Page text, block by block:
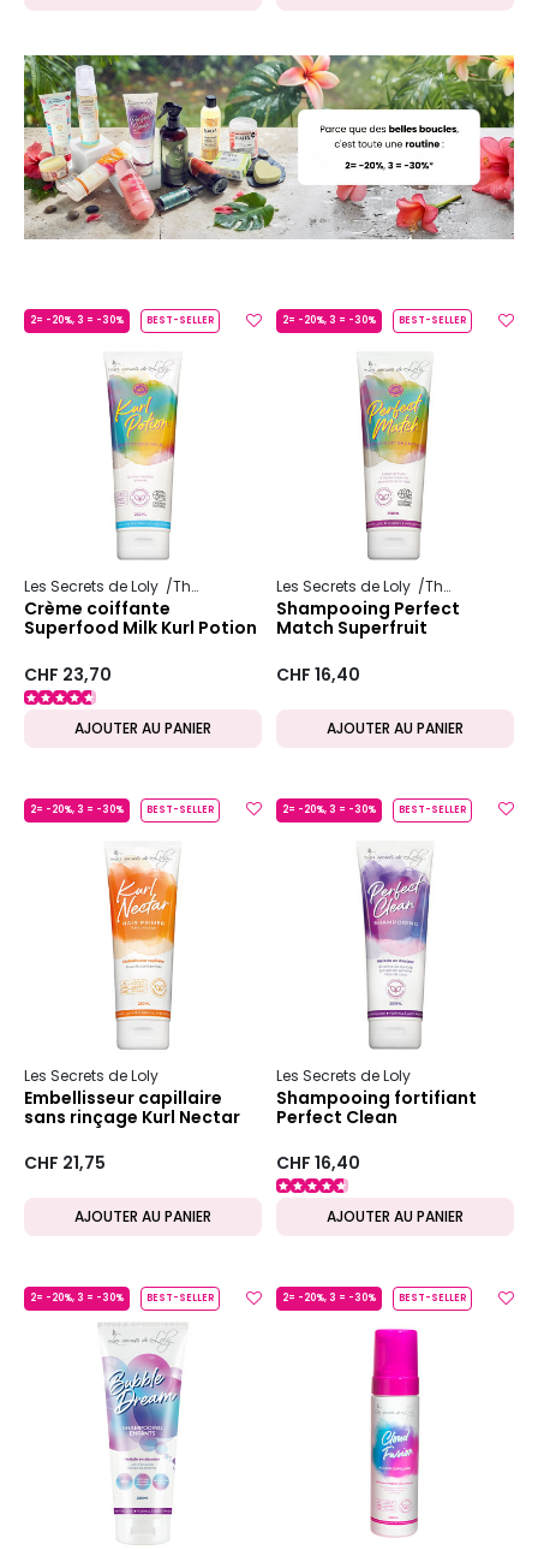
2= -20%, 3 = -30% BEST-SELLER
Les Secrets de Loly The Weightless Program
Crème coiffante
Superfood Milk Kurl Potion
CHF 23,70
AJOUTER AU PANIER
2= -20%, 3 = -30% BEST-SELLER
Les Secrets de Loly The Weightless Program
Shampooing Perfect
Match Superfruit
CHF 16,40
AJOUTER AU PANIER
2= -20%, 3 = -30% BEST-SELLER
Les Secrets de Loly
Embellisseur capillaire
sans rinçage Kurl Nectar
CHF 21,75
AJOUTER AU PANIER
2= -20%, 3 = -30% BEST-SELLER
Les Secrets de Loly
Shampooing fortifiant
Perfect Clean
CHF 16,40
AJOUTER AU PANIER
2= -20%, 3 = -30% BEST-SELLER 2= -20%, 3 = -30% BEST-SELLER